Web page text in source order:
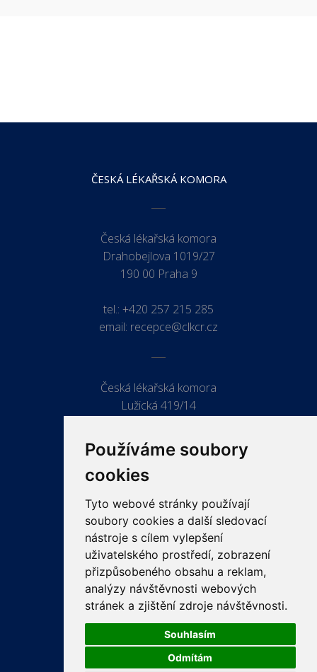
Používáme soubory
cookies
Tyto webové stránky používají
soubory cookies a další sledovací
nástroje s cílem vylepšení
uživatelského prostředí, zobrazení
přizpůsobeného obsahu a reklam,
analýzy návštěvnosti webových
stránek a zjištění zdroje návštěvnosti.
Souhlasím
Odmítám
ČESKÁ LÉKAŘSKÁ KOMORA
Česká lékařská komora
Drahobejlova 1019/27
190 00 Praha 9
tel.: +420 257 215 285
email: recepce@clkcr.cz
Česká lékařská komora
Lužická 419/14
ODKAZY
PRO LÉKAŘE
PRO VEŘEJNOST
VZDĚLÁVÁNÍ